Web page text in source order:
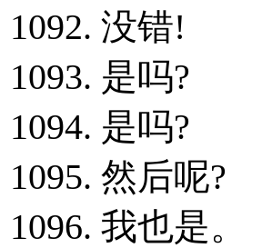
1092. 没错!
1093. 是吗?
1094. 是吗?
1095. 然后呢?
1096. 我也是。